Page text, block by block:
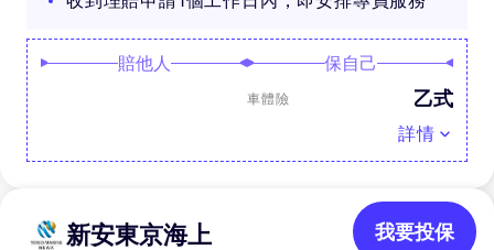
賠他人 保自己
車體險 乙式
詳情
新安東京海上 我要投保